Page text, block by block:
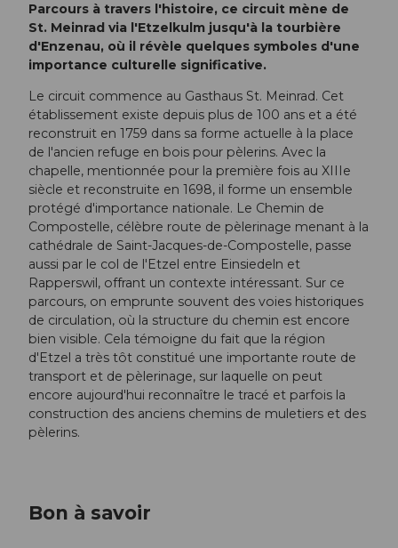
Parcours à travers l'histoire, ce circuit mène de
St. Meinrad via l'Etzelkulm jusqu'à la tourbière
d'Enzenau, où il révèle quelques symboles d'une
importance culturelle significative.
Le circuit commence au Gasthaus St. Meinrad. Cet
établissement existe depuis plus de 100 ans et a été
reconstruit en 1759 dans sa forme actuelle à la place
de l'ancien refuge en bois pour pèlerins. Avec la
chapelle, mentionnée pour la première fois au XIIIe
siècle et reconstruite en 1698, il forme un ensemble
protégé d'importance nationale. Le Chemin de
Compostelle, célèbre route de pèlerinage menant à la
cathédrale de Saint-Jacques-de-Compostelle, passe
aussi par le col de l'Etzel entre Einsiedeln et
Rapperswil, offrant un contexte intéressant. Sur ce
parcours, on emprunte souvent des voies historiques
de circulation, où la structure du chemin est encore
bien visible. Cela témoigne du fait que la région
d'Etzel a très tôt constitué une importante route de
transport et de pèlerinage, sur laquelle on peut
encore aujourd'hui reconnaître le tracé et parfois la
construction des anciens chemins de muletiers et des
pèlerins.
Bon à savoir